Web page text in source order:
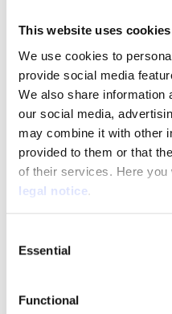
This website uses cookies
We use cookies to
provide social media
We also share information
our social media,
may combine it with other
provided to them or that
of their services. Here you
legal notice.
Selection
Essential
Functional
bien connaître FEBIAC,
suis heureux de
intérêts du secteur
Luxembourg avec une
qu’un Président et un
dynamiques. Nulle part
ne se vend autant de
par habitant qu'en
Cela fait de notre flotte
sous-estimé. Dans un
mutation, il s’agit d’un
aux particuliers. Pour